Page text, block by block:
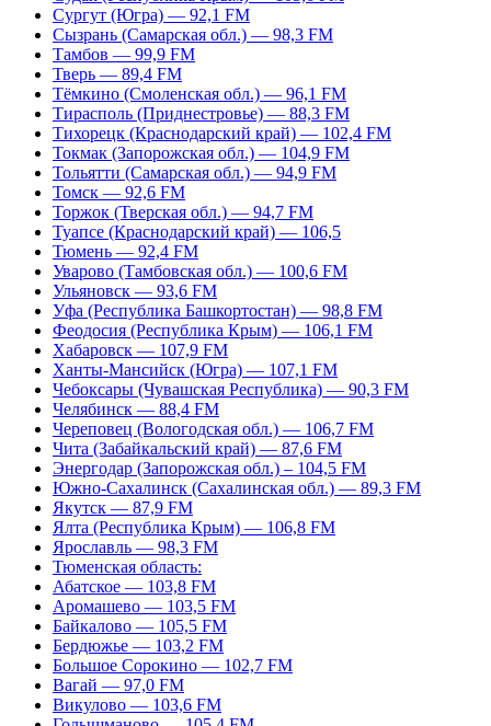
Сургут (Югра) — 92,1 FM
Сызрань (Самарская обл.) — 98,3 FM
Тамбов — 99,9 FM
Тверь — 89,4 FM
Тёмкино (Смоленская обл.) — 96,1 FM
Тирасполь (Приднестровье) — 88,3 FM
Тихорецк (Краснодарский край) — 102,4 FM
Токмак (Запорожская обл.) — 104,9 FM
Тольятти (Самарская обл.) — 94,9 FM
Томск — 92,6 FM
Торжок (Тверская обл.) — 94,7 FM
Туапсе (Краснодарский край) — 106,5
Тюмень — 92,4 FM
Уварово (Тамбовская обл.) — 100,6 FM
Ульяновск — 93,6 FM
Уфа (Республика Башкортостан) — 98,8 FM
Феодосия (Республика Крым) — 106,1 FM
Хабаровск — 107,9 FM
Ханты-Мансийск (Югра) — 107,1 FM
Чебоксары (Чувашская Республика) — 90,3 FM
Челябинск — 88,4 FM
Череповец (Вологодская обл.) — 106,7 FM
Чита (Забайкальский край) — 87,6 FM
Энергодар (Запорожская обл.) – 104,5 FM
Южно-Сахалинск (Сахалинская обл.) — 89,3 FM
Якутск — 87,9 FM
Ялта (Республика Крым) — 106,8 FM
Ярославль — 98,3 FM
Тюменская область:
Абатское — 103,8 FM
Аромашево — 103,5 FM
Байкалово — 105,5 FM
Бердюжье — 103,2 FM
Большое Сорокино — 102,7 FM
Вагай — 97,0 FM
Викулово — 103,6 FM